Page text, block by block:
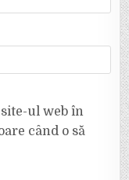
ul web în
când o să